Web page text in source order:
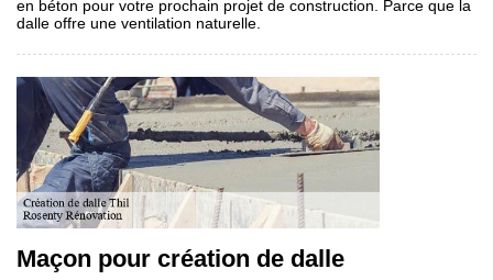
en béton pour votre prochain projet de construction. Parce que la
dalle offre une ventilation naturelle.
Maçon pour création de dalle